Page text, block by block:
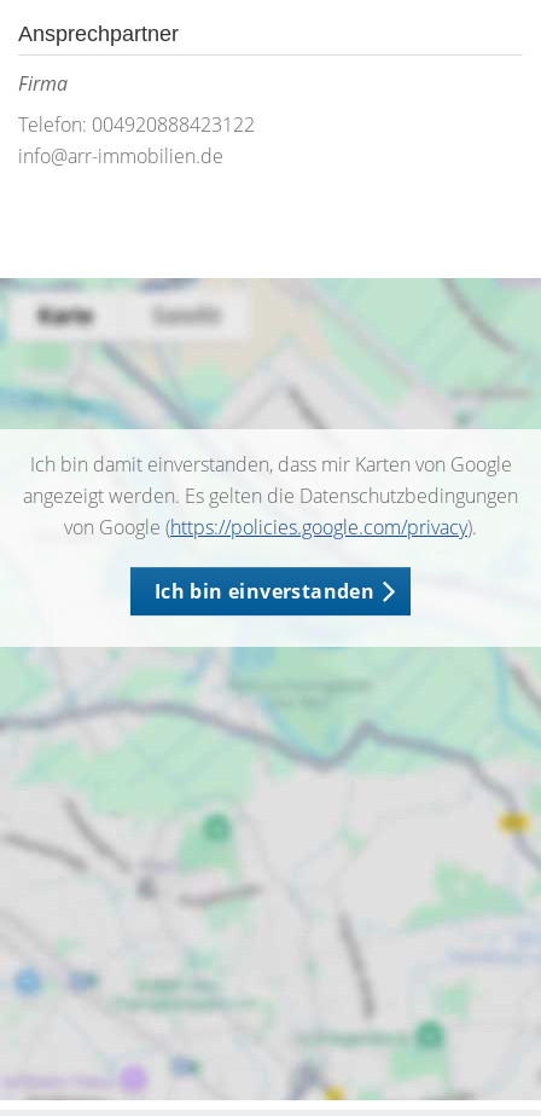
Ansprechpartner
Firma
Telefon: 004920888423122
info@arr-immobilien.de
Ich bin damit einverstanden, dass mir Karten von Google
angezeigt werden. Es gelten die Datenschutzbedingungen
von Google (https://policies.google.com/privacy).
Ich bin einverstanden